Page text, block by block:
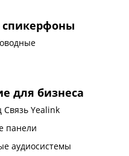
спикерфоны
для бизнеса
Yealink
панели
аудиосистемы